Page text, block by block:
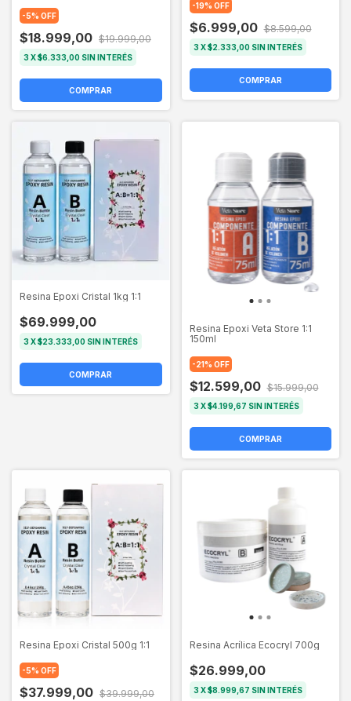
-5% OFF
$18.999,00 $19.999,00
3X$6.333,00 SIN INTERÉS
-19% OFF
$6.999,00 $8.599,00
3 X$2.333,00 SIN INTERÉS
Resina Epoxi Cristal 1kg 1:1
$69.999,00
3X$23.333,00 SIN INTERÉS
Resina Epoxi Veta Store 1:1
150ml
-21% OFF
$12.599,00 $15.999,00
3 X$4.199,67 SIN INTERÉS
Resina Epoxi Cristal 500g 1:1
-5% OFF
$37.999,00 $39.999,00
Resina Acrílica Ecocryl 700g
$26.999,00
3 X$8.999,67 SIN INTERÉS